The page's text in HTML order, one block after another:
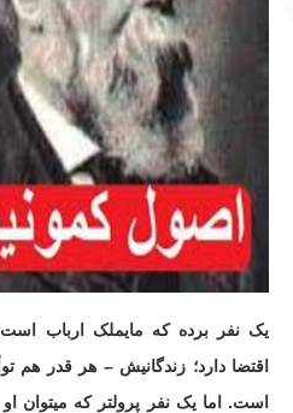
یک نفر برده که مایملک ارباب
اقتضا دارد؛ زندگانیش – هر قدر هم
است. اما یک نفر پرولتر که میتوان